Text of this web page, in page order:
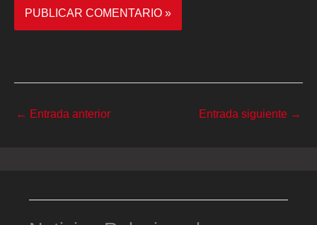
← Entrada anterior Entrada siguiente →